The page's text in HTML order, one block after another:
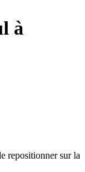
à
repositionner sur la